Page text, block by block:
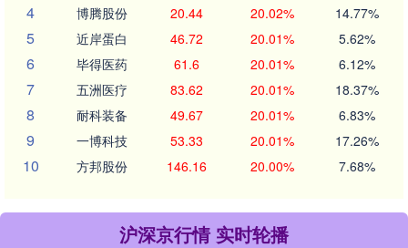
4 博腾股份 20.44 20.02% 14.77%
5 近岸蛋白 46.72 20.01% 5.62%
6 毕得医药 61.6 20.01% 6.12%
7 五洲医疗 83.62 20.01% 18.37%
8 耐科装备 49.67 20.01% 6.83%
9 一博科技 53.33 20.01% 17.26%
10 方邦股份 146.16 20.00% 7.68%
沪深京行情 实时轮播